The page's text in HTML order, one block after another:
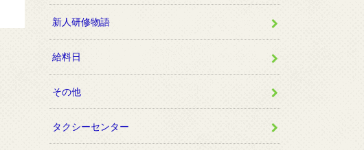
新人研修物語
給料日
その他
タクシーセンター